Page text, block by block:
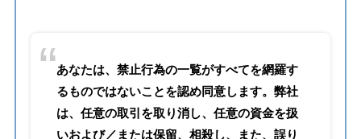
あなたは、禁止行為の一覧がすべてを網羅す
るものではないことを認め同意します。弊社
は、任意の取引を取り消し、任意の資金を扱
いおよび／または保留、相殺し、また、誤り